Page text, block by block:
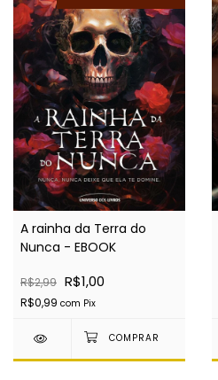
A rainha da Terra do
Nunca - EBOOK
R$2,99 R$1,00
R$0,99 com Pix